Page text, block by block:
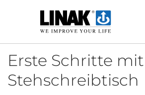
Erste Schritte
Stehschreibtisch